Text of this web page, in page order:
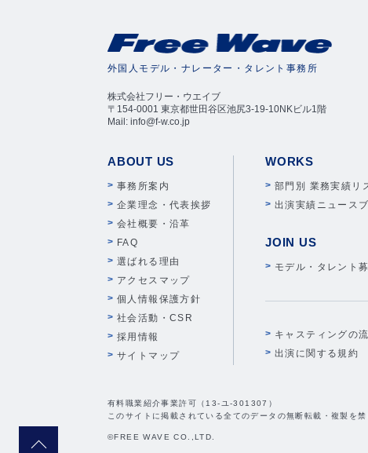
外国人モデル・ナレーター・タレント事務所
株式会社フリー・ウエイブ
〒154-0001 東京都世田谷区池尻3-19-10NKビル1階
Mail: info@f-w.co.jp
ABOUT US
事務所案内
企業理念・代表挨拶
会社概要・沿革
FAQ
選ばれる理由
アクセスマップ
個人情報保護方針
社会活動・CSR
採用情報
サイトマップ
WORKS
部門別 業務実績リ
出演実績ニュース
JOIN US
モデル・タレント
キャスティングの
出演に関する規約
有料職業紹介事業許可（13-ユ-301307）
このサイトに掲載されている全てのデータの無断転載・複製を禁
©FREE WAVE CO.,LTD.